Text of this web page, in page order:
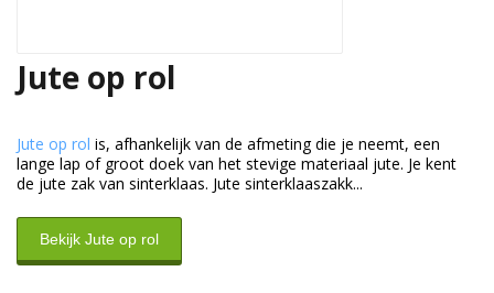
Jute op rol
Jute op rol is, afhankelijk van de afmeting die je neemt, een
lange lap of groot doek van het stevige materiaal jute. Je kent
de jute zak van sinterklaas. Jute sinterklaaszakk...
Bekijk Jute op rol